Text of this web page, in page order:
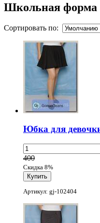
Школьная форма
Сортировать по:
Юбка для
400
Скидка 8%
Артикул: gj-102404